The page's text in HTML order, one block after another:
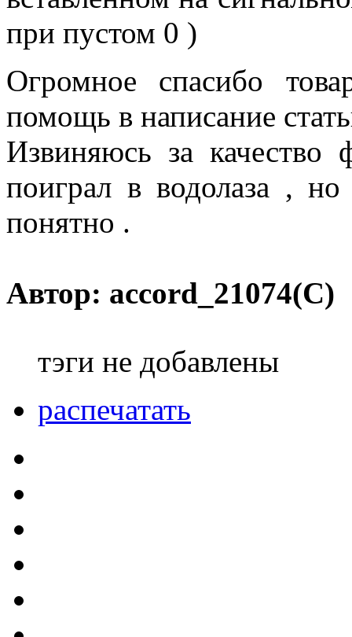
при пустом 0 )
Огромное спасибо
помощь в написание
Извиняюсь за
поиграл в водолаза ,
понятно .
Автор: accord_21074(C)
тэги не добавлены
распечатать